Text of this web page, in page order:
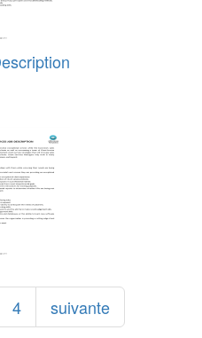
4 suivante